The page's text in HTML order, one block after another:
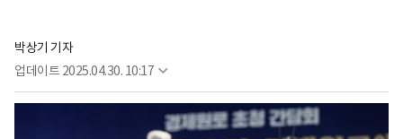
박상기 기자
업데이트 2025.04.30. 10:17